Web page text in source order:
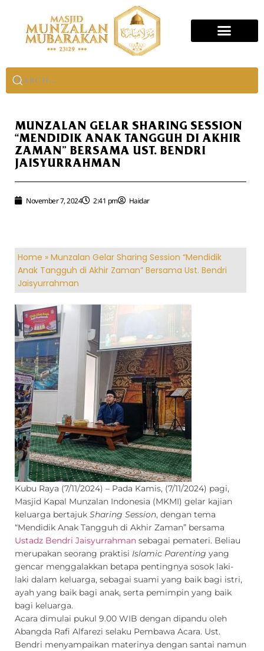
MUNZALAN GELAR SHARING SESSION
“MENDIDIK ANAK TANGGUH DI AKHIR
ZAMAN” BERSAMA UST. BENDRI
JAISYURRAHMAN
November 7, 2024 2:41 pm Haidar
Home » Munzalan Gelar Sharing Session “Mendidik
Anak Tangguh di Akhir Zaman” Bersama Ust. Bendri
Jaisyurrahman
Kubu Raya (7/11/2024) – Pada Kamis, (7/11/2024) pagi,
Masjid Kapal Munzalan Indonesia (MKMI) gelar kajian
keluarga bertajuk Sharing Session, dengan tema
“Mendidik Anak Tangguh di Akhir Zaman” bersama
Ustadz Bendri Jaisyurrahman sebagai pemateri. Beliau
merupakan seorang praktisi Islamic Parenting yang
gencar menggalakkan betapa pentingnya sosok laki-
laki dalam keluarga, sebagai suami yang baik bagi istri,
ayah yang baik bagi anak, serta pemimpin yang baik
bagi keluarga.
Acara dimulai pukul 9.00 WIB dengan dipandu oleh
Abangda Rafi Alfarezi selaku Pembawa Acara. Ust.
Bendri menyampaikan materinya dengan santai namun